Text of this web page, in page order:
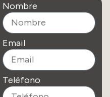
Nombre
Email
Teléfono